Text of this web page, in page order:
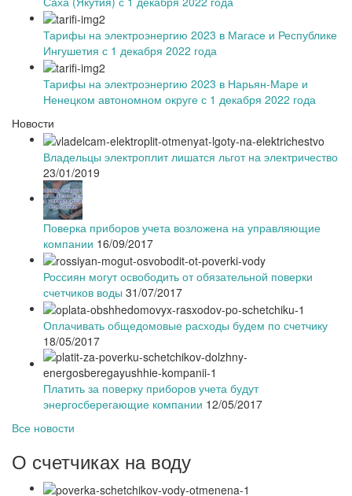
Тарифы на электроэнергию 2023 в Магасе и Республике
Ингушетия с 1 декабря 2022 года
Тарифы на электроэнергию 2023 в Нарьян-Маре и
Ненецком автономном округе с 1 декабря 2022 года
Новости
Владельцы электроплит лишатся льгот на электричество
23/01/2019
Поверка приборов учета возложена на управляющие
компании 16/09/2017
Россиян могут освободить от обязательной поверки
счетчиков воды 31/07/2017
Оплачивать общедомовые расходы будем по счетчику
18/05/2017
Платить за поверку приборов учета будут
энергосберегающие компании 12/05/2017
Все новости
О счетчиках на воду